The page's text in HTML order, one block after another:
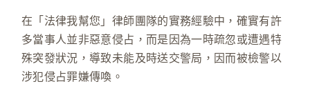
在「法律我幫您」律師團隊的實務經驗中，確實有許
多當事人並非惡意侵占，而是因為一時疏忽或遭遇特
殊突發狀況，導致未能及時送交警局，因而被檢警以
涉犯侵占罪嫌傳喚。